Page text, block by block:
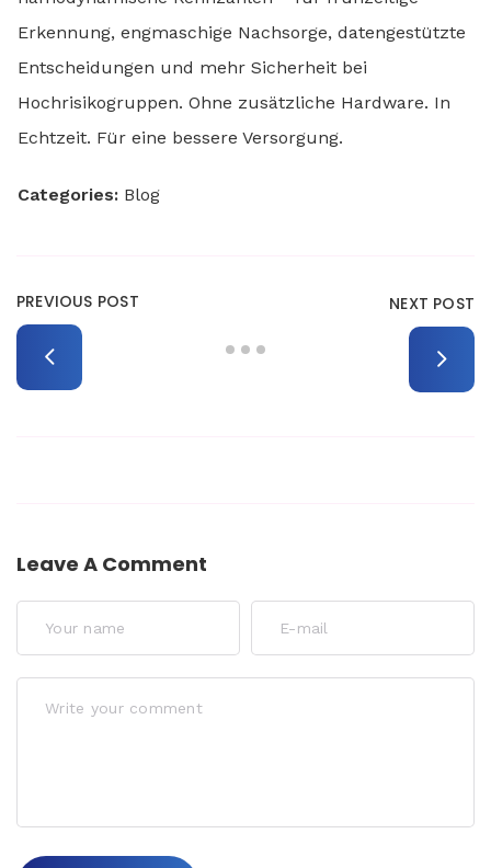
Erkennung, engmaschige Nachsorge, datengestützte
Entscheidungen und mehr Sicherheit bei
Hochrisikogruppen. Ohne zusätzliche Hardware. In
Echtzeit. Für eine bessere Versorgung.
Categories: Blog
PREVIOUS POST NEXT POST
Leave A Comment